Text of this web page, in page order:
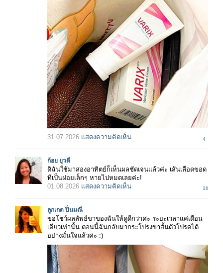
31.07.2026 แสดงความคิดเห็น 4
ก้อย ยุวดี
ดิฉันใช้มาสองอาทิตย์ก็เห็นผลชัดเจนแล้วค่ะ เส้นเลือดขอด
ที่เป็นฝอยเล็กๆ หายไปหมดเลยค่ะ!
01.08.2026 แสดงความคิดเห็น 10
ลูกเกด ปิ่นมณี
ขอโชว์ผลลัพธ์ขาของฉันให้ดูดีกว่าค่ะ ระยะเวลาแค่เดือน
เดียวเท่านั้น ตอนนี้ฉันกลับมากระโปรงขาสั้นตัวโปรดได้
อย่างมั่นใจแล้วค่ะ :)